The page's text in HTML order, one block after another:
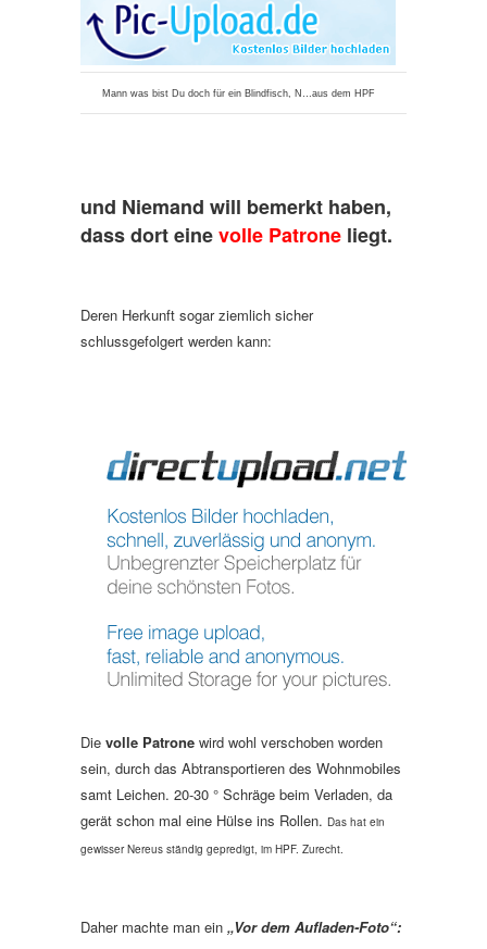
Mann was bist Du doch für ein Blindfisch, N…aus dem HPF
und Niemand will bemerkt haben,
dass dort einevolle Patrone liegt.
Deren Herkunft sogar ziemlich sicher
schlussgefolgert werden kann:
Die volle Patrone wird wohl verschoben worden
sein, durch das Abtransportieren des Wohnmobiles
samt Leichen. 20-30 ° Schräge beim Verladen, da
gerät schon mal eine Hülse ins Rollen. Das hat ein
gewisser Nereus ständig gepredigt, im HPF. Zurecht.
Daher machte man ein „Vor dem Aufladen-Foto“: